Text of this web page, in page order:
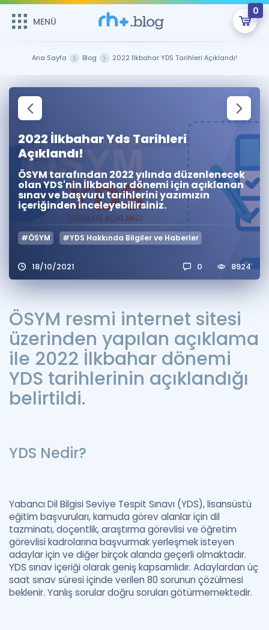
MENÜ
0
GİRİŞ YAP
ÜYE DEĞİLİM
Sepetin Şu An Boş.
Remzi Hoca ile seni sınava hazırlayacak onlarca eğitim seni
MENÜ
Çalışma Paketleri
Kitaplar ve Kaynaklar
Katılımcı Görüşleri
Faydalı Araçlar
Ücretsiz Kaynaklar
Puan Hesaplama
ÖSYM Sınav Takvimi
Kampanyalar
Blog
İngilizce Gramer
Hakkımızda
Kariyer
Soru & Cevap
Ana Sayfa Blog 2022 İlkbahar YDS Tarihleri Açıklandı!
2022 İlkbahar Yds Tarihleri
Açıklandı!
ÖSYM tarafından 2022 yılında düzenlenecek
olan YDS'nin İlkbahar dönemi için açıklanan
sınav ve başvuru tarihlerini yazımızın
içeriğinden inceleyebilirsiniz.
#ÖSYM #YDS Hakkında Bilgiler ve Haberler
18/10/2021 0 8924
ÖSYM resmi internet sitesi
üzerinden yapılan açıklama
ile 2022 İlkbahar dönemi
YDS tarihlerinin açıklandığı
belirtildi.
YDS Nedir?
Yabancı Dil Bilgisi Seviye Tespit Sınavı (YDS), lisansüstü
eğitim başvuruları, kamuda görev alanlar için dil
tazminatı, doçentlik, araştırma görevlisi ve öğretim
görevlisi kadrolarına başvurmak yerleşmek isteyen
adaylar için ve diğer birçok alanda geçerli olmaktadır.
YDS sınav içeriği olarak geniş kapsamlıdır. Adaylardan üç
saat sınav süresi içinde verilen 80 sorunun çözülmesi
beklenir. Yanlış sorular doğru soruları götürmemektedir.